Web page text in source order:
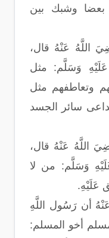
بعضا وشبك بين
اللَّهُ عَنْهُ قال،
وَسَلَّم: مثل
وتعاطفهم مثل
سائر الجسد
اللَّهُ عَنْهُ قال،
وَسَلَّم: من لا
عَلَيْهِ.
أن رَسُول اللَّهِ
أخو المسلم: